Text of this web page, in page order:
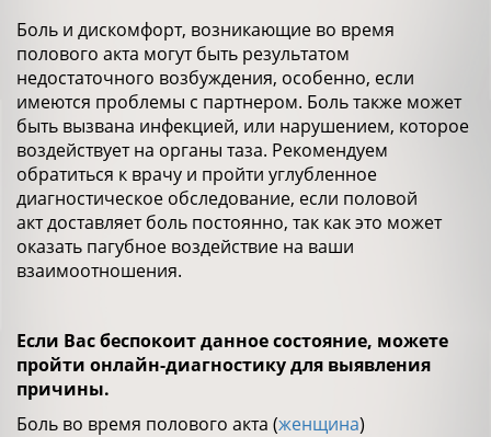
Боль и дискомфорт, возникающие во время
полового акта могут быть результатом
недостаточного возбуждения, особенно, если
имеются проблемы с партнером. Боль также может
быть вызвана инфекцией, или нарушением, которое
воздействует на органы таза. Рекомендуем
обратиться к врачу и пройти углубленное
диагностическое обследование, если половой
акт доставляет боль постоянно, так как это может
оказать пагубное воздействие на ваши
взаимоотношения.
Если Вас беспокоит данное состояние, можете
пройти онлайн-диагностику для выявления
причины.
Боль во время полового акта (женщина)